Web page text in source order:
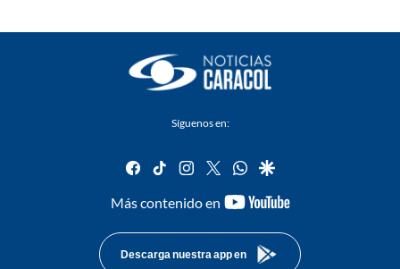
Síguenos en:
facebook
tiktok instagram
twitterwhatsapp
google
Más contenido en
youtube-
Descarga nuestra app en